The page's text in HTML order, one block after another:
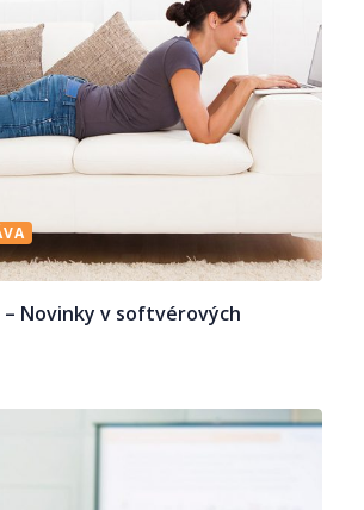
– Novinky v softvérových